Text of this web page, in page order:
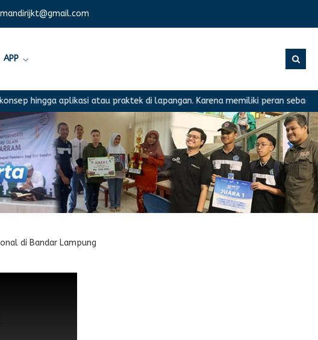
APP
aplikasi atau praktek di lapangan. Karena memiliki peran sebagai
di Bandar Lampung